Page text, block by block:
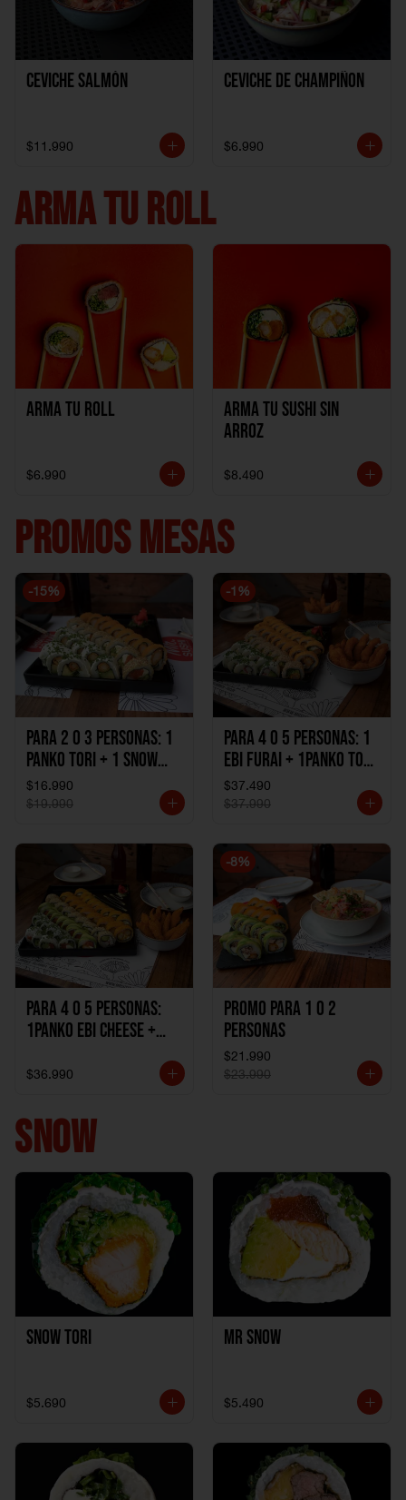
Ceviche Salmón
$11.990
Ceviche de Champiñon
$6.990
ARMA TU ROLL
Arma Tu Roll
$6.990
Arma tu Sushi sin
Arroz
$8.490
PROMOS MESAS
-15%
Para 2 o 3 personas: 1
Panko Tori + 1 Snow
Ebi Cheese + 1
California Sake Cheese
$16.990
$19.990
-1 %
Para 4 o 5 personas: 1
Ebi Furai + 1Panko Tori
+ 1Snow Kani +
1California Sake +
1Katzu de Camaron
$37.490
$37.990
Para 4 o 5 personas:
1Panko Ebi Cheese +
Sake + 1Avocado Beto
1Katzu de Pollo
$36.990
-8%
Promo Para 1 o 2
personas
$21.990
$23.990
SNOW
Snow Tori
$5.690
Mr Snow
$5.490